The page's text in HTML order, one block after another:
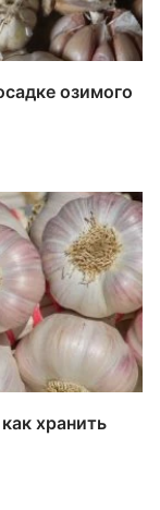
озимого
хранить